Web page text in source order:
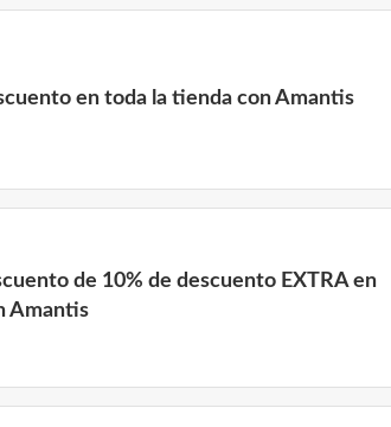
en toda la tienda con Amantis
de 10% de descuento EXTRA en
Amantis